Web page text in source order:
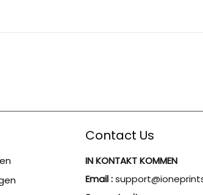
Contact Us
IN KONTAKT KOMMEN
Email :